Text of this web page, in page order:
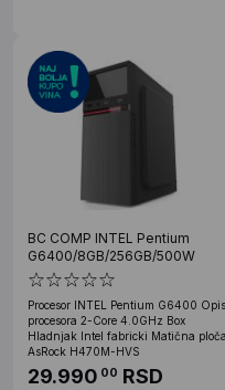
BC COMP INTEL Pentium
G6400/8GB/256GB/500W
Procesor INTEL Pentium G6400 Opis
procesora 2-Core 4.0GHz Box
Hladnjak Intel fabricki Matična ploča
AsRock H470M-HVS
29.990 00 RSD